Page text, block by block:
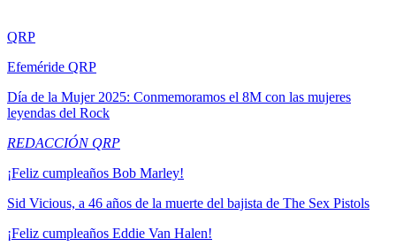
QRP
Efeméride QRP
Día de la Mujer 2025: Conmemoramos el 8M con las mujeres
leyendas del Rock
REDACCIÓN QRP
¡Feliz cumpleaños Bob Marley!
Sid Vicious, a 46 años de la muerte del bajista de The Sex Pistols
¡Feliz cumpleaños Eddie Van Halen!